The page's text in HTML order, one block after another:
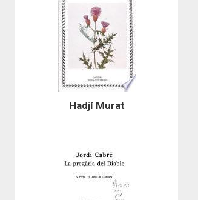
Hadjí Murat